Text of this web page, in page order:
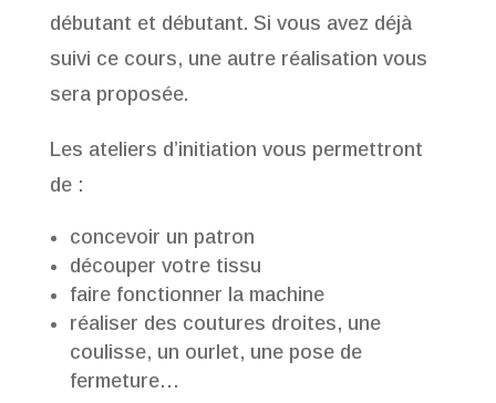
débutant et débutant. Si vous avez déjà
suivi ce cours, une autre réalisation vous
sera proposée.
Les ateliers d’initiation vous permettront
de :
concevoir un patron
découper votre tissu
faire fonctionner la machine
réaliser des coutures droites, une
coulisse, un ourlet, une pose de
fermeture…